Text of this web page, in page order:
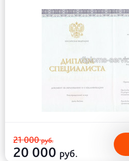
21 000руб.
20 000 руб.